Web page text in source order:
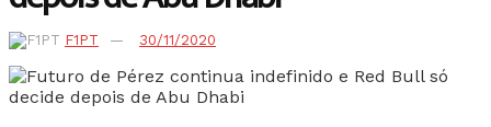
F1PT 30/11/2020